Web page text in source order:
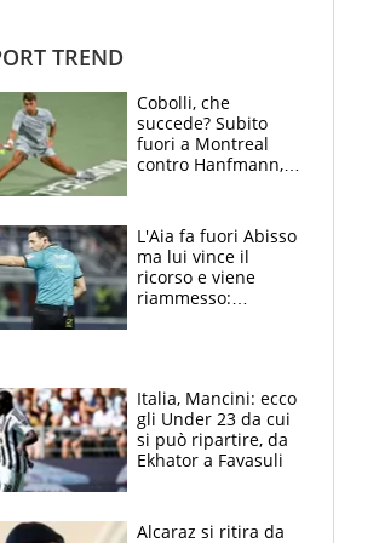
TREND
Cobolli, che
succede? Subito
fuori a Montreal
contro Hanfmann,
L'Aia fa fuori Abisso
ma lui vince il
ricorso e viene
riammesso:
Italia, Mancini: ecco
gli Under 23 da cui
si può ripartire, da
Ekhator a Favasuli
Alcaraz si ritira da